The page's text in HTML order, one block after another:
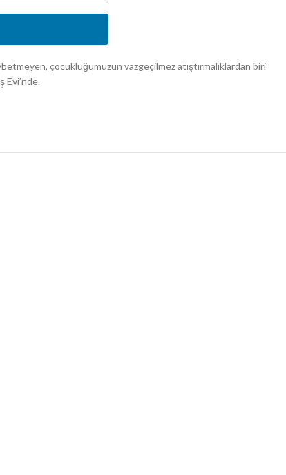
çocukluğumuzun vazgeçilmez atıştırmalıklardan biri
Evi’nde.